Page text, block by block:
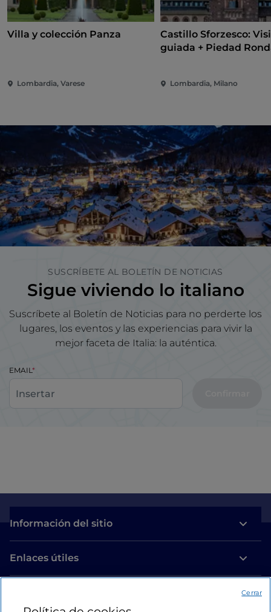
Villa y colección Panza
Lombardia, Varese
Castillo Sforzesco:
guiada + Piedad
Lombardia, Milano
SUSCRÍBETE AL BOLETÍN DE NOTICIAS
Sigue viviendo lo italiano
Suscríbete al Boletín de Noticias para no perderte los
lugares, los eventos y las experiencias para vivir la
mejor faceta de Italia: la auténtica.
EMAIL
Información del sitio
Enlaces útiles
Cerrar